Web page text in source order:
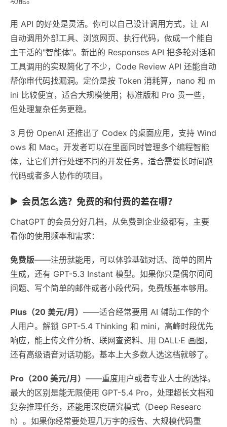
用 API 的好处是灵活。你可以自己设计调用方式，让 AI
自动调用外部工具、浏览网页、执行代码，做成一个能自
主干活的"智能体"。新出的 Responses API 把多轮对话和
工具调用的实现简化了不少，Code Review API 还能自动
帮你审代码找漏洞。定价是按 Token 消耗算，nano 和 m
ini 比较便宜，适合大规模使用；标准版和 Pro 贵一些，
但处理复杂任务更稳。
3 月份 OpenAI 还推出了 Codex 的桌面应用，支持 Wind
ows 和 Mac。开发者可以在里面同时管理多个编程智能
体，让它们并行处理不同的开发任务，适合需要长时间跑
代码或者多人协作的项目。
会员怎么选？免费的和付费的差在哪？
ChatGPT 的会员分好几档，从免费到企业级都有，主要
看你的使用频率和需求：
免费版——注册就能用，可以体验基础对话、简单的图片
生成，还有 GPT-5.3 Instant 模型。如果你只是偶尔问问
问题、写个简单的邮件或者小段代码，免费版基本够用。
Plus（20 美元/月） ——适合经常要用 AI 辅助工作的个
人用户。解锁 GPT-5.4 Thinking 和 mini，高峰时段优先
响应，能上传文件分析、联网查资料、用 DALL·E 画图，
还有高级语音对话功能。基本上大多数人选这档就够了。
Pro（200 美元/月） ——重度用户或者专业人士的选择。
最大的区别是能无限使用 GPT-5.4 Pro，处理超长文档和
复杂推理任务，还能用深度研究模式（Deep Researc
h）。如果你经常要处理几万字的报告、大规模代码重